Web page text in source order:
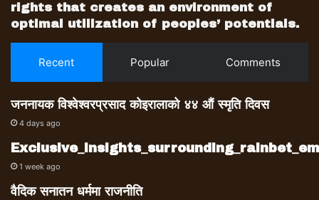
rights that creates an environment of
optimal utilization of peoples’ potentials.
Recent Popular Comments
जननायक विश्वेश्वरप्रसाद कोइरालाको ४४ औं स्मृति दिवस
4 days ago
1 week ago
वैदिक सनातन धर्ममा राजनीति